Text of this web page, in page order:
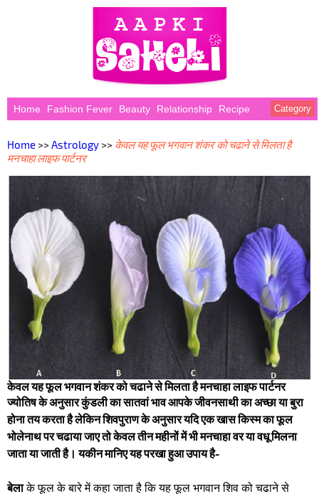
Home Fashion Fever Beauty Relationship Recipe Category
Home >>Astrology >> केवल यह फूल भगवान शंकर को चढाने से मिलता है
मनचाहा लाइफ पार्टनर
केवल यह फूल भगवान शंकर को चढाने से मिलता है मनचाहा लाइफ पार्टनर
ज्योतिष के अनुसार कुंडली का सातवां भाव आपके जीवनसाथी का अच्छा या बुरा
होना तय करता है लेकिन शिवपुराण के अनुसार यदि एक खास किस्म का फूल
भोलेनाथ पर चढाया जाए तो केवल तीन महीनों में भी मनचाहा वर या वधू मिलना
जाता या जाती है। यकीन मानिए यह परखा हुआ उपाय है-
बेलाके फूल के बारे में कहा जाता है कि यह फूल भगवान शिव को चढाने से